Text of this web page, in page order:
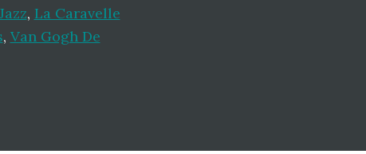
, La Caravelle
, Van Gogh De